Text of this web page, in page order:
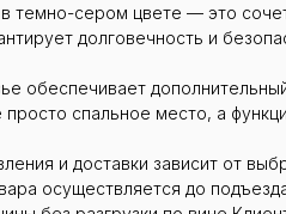
темно-сером цвете — это
долговечность и
обеспечивает
спальное место, а
и доставки зависит от
осуществляется до